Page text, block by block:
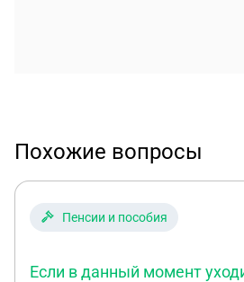
Похожие вопросы
Пенсии и пособия
Если в данный момент